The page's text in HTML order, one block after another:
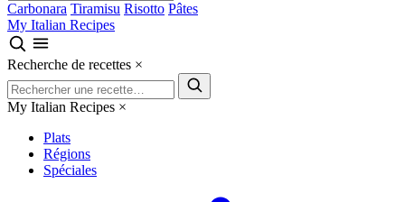
Carbonara Tiramisu Risotto Pâtes
My Italian Recipes
Recherche de recettes ×
My Italian Recipes ×
Plats
Régions
Spéciales